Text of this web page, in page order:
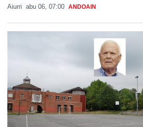
Aiurri abu 06, 07:00 ANDOAIN